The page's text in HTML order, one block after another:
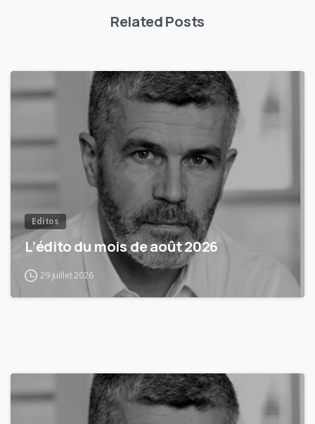
Related Posts
Editos
L’édito du mois de août 2026
29 juillet 2026